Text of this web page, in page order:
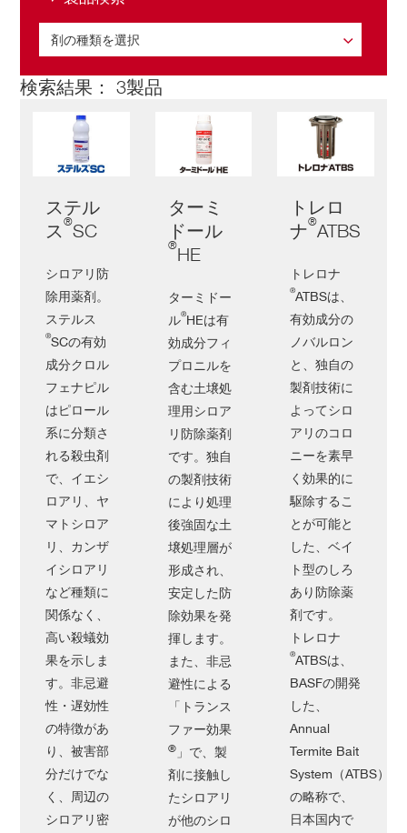
剤の種類を選択
剤の種類を選択
シロアリ防除剤（液剤）
検索結果： 3製品
ステル
ス®SC
シロアリ防
除用薬剤。
ステルス
®SCの有効
成分クロル
フェナピル
はピロール
系に分類さ
れる殺虫剤
で、イエシ
ロアリ、ヤ
マトシロア
リ、カンザ
イシロアリ
など種類に
関係なく、
高い殺蟻効
果を示しま
す。非忌避
性・遅効性
の特徴があ
り、被害部
分だけでな
く、周辺の
シロアリ密
ターミ
ドール
®HE
ターミドー
ル®HEは有
効成分フィ
プロニルを
含む土壌処
理用シロア
リ防除薬剤
です。独自
の製剤技術
により処理
後強固な土
壌処理層が
形成され、
安定した防
除効果を発
揮します。
また、非忌
避性による
「トランス
ファー効果
®」で、製
剤に接触し
たシロアリ
が他のシロ
トレロ
ナ®ATBS
トレロナ
®ATBSは、
有効成分の
ノバルロン
と、独自の
製剤技術に
よってシロ
アリのコロ
ニーを素早
く効果的に
駆除するこ
とが可能と
した、ベイ
ト型のしろ
あり防除薬
剤です。
トレロナ
®ATBSは、
BASFの開発
した、
Annual
Termite Bait
System（ATBS）
の略称で、
日本国内で